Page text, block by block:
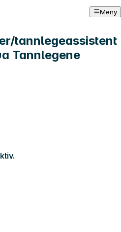
Meny
tannlegeassistent
Tannlegene